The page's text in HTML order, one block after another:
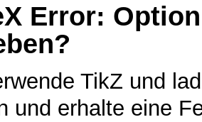
Error:
TikZ und
und erhalte eine